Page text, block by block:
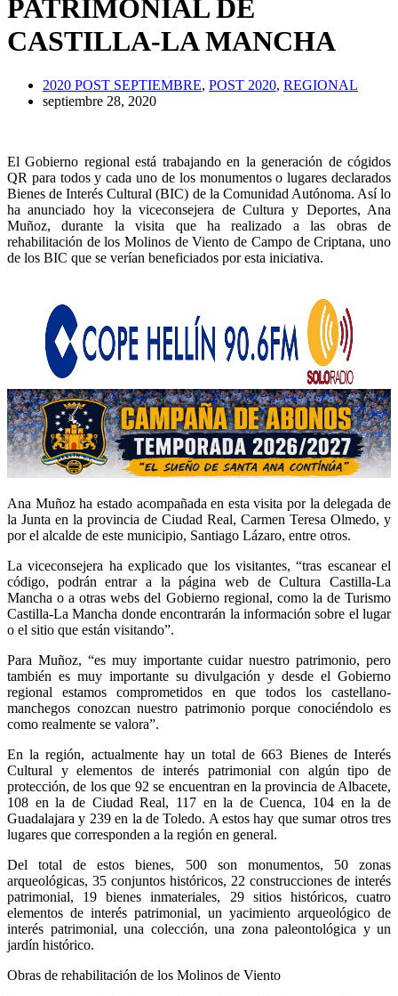
PATRIMONIAL DE
CASTILLA-LA MANCHA
2020 POST SEPTIEMBRE, POST 2020, REGIONAL
septiembre 28, 2020
El Gobierno regional está trabajando en la generación de cógidos
QR para todos y cada uno de los monumentos o lugares declarados
Bienes de Interés Cultural (BIC) de la Comunidad Autónoma. Así lo
ha anunciado hoy la viceconsejera de Cultura y Deportes, Ana
Muñoz, durante la visita que ha realizado a las obras de
rehabilitación de los Molinos de Viento de Campo de Criptana, uno
de los BIC que se verían beneficiados por esta iniciativa.
Ana Muñoz ha estado acompañada en esta visita por la delegada de
la Junta en la provincia de Ciudad Real, Carmen Teresa Olmedo, y
por el alcalde de este municipio, Santiago Lázaro, entre otros.
La viceconsejera ha explicado que los visitantes, “tras escanear el
código, podrán entrar a la página web de Cultura Castilla-La
Mancha o a otras webs del Gobierno regional, como la de Turismo
Castilla-La Mancha donde encontrarán la información sobre el lugar
o el sitio que están visitando”.
Para Muñoz, “es muy importante cuidar nuestro patrimonio, pero
también es muy importante su divulgación y desde el Gobierno
regional estamos comprometidos en que todos los castellano-
manchegos conozcan nuestro patrimonio porque conociéndolo es
como realmente se valora”.
En la región, actualmente hay un total de 663 Bienes de Interés
Cultural y elementos de interés patrimonial con algún tipo de
protección, de los que 92 se encuentran en la provincia de Albacete,
108 en la de Ciudad Real, 117 en la de Cuenca, 104 en la de
Guadalajara y 239 en la de Toledo. A estos hay que sumar otros tres
lugares que corresponden a la región en general.
Del total de estos bienes, 500 son monumentos, 50 zonas
arqueológicas, 35 conjuntos históricos, 22 construcciones de interés
patrimonial, 19 bienes inmateriales, 29 sitios históricos, cuatro
elementos de interés patrimonial, un yacimiento arqueológico de
interés patrimonial, una colección, una zona paleontológica y un
jardín histórico.
Obras de rehabilitación de los Molinos de Viento